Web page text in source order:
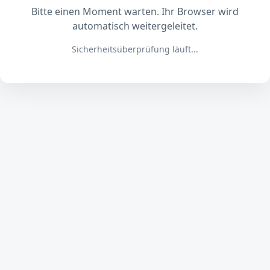
Bitte einen Moment warten. Ihr Browser wird
automatisch weitergeleitet.
Sicherheitsüberprüfung läuft...